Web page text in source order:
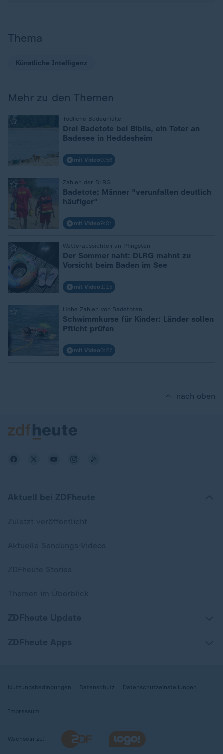
Thema
Künstliche Intelligenz
Mehr zu den Themen
Tödliche Badeunfälle
Drei Badetote bei Biblis, ein Toter an
Badesee in Heddesheim
mit Video0:56
Zahlen der DLRG
Badetote: Männer "verunfallen deutlich
häufiger"
mit Video9:01
Wetteraussichten an Pfingsten
Der Sommer naht: DLRG mahnt zu
Vorsicht beim Baden im See
mit Video 1:15
Hohe Zahlen von Badetoten
Schwimmkurse für Kinder: Länder sollen
Pflicht prüfen
mit Video0:22
nach oben
Nutzungsbedingungen Datenschutz Datenschutzeinstellungen
Impressum
Wechseln zu: